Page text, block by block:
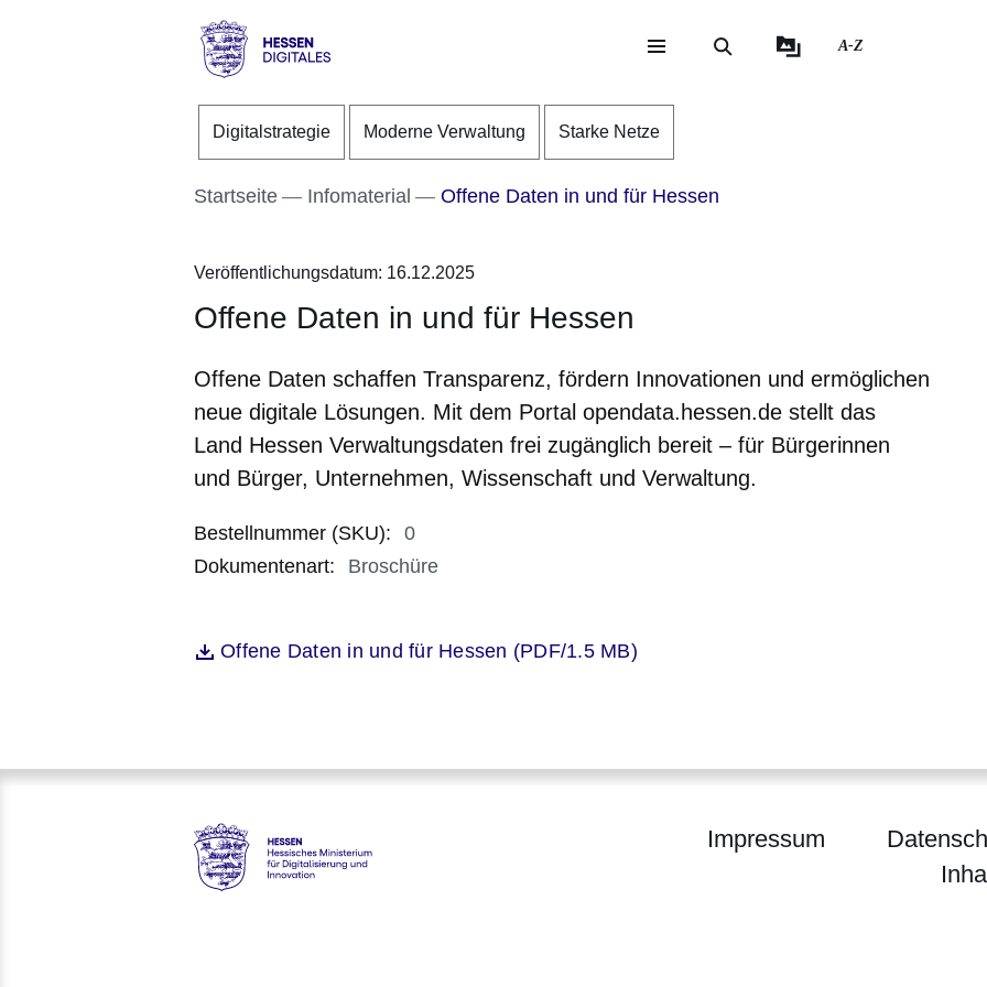
Direkt zum Kopf der Seite
Direkt zum Inhalt
Direkt zum Fuß der Seite
Digitales
A-Z
Digitalstrategie Moderne Verwaltung Starke Netze
Startseite Infomaterial Offene Daten in und für Hessen
Veröffentlichungsdatum: 16.12.2025
Offene Daten in und für Hessen
Offene Daten schaffen Transparenz, fördern Innovationen und ermöglichen
neue digitale Lösungen. Mit dem Portal opendata.hessen.de stellt das
Land Hessen Verwaltungsdaten frei zugänglich bereit – für Bürgerinnen
und Bürger, Unternehmen, Wissenschaft und Verwaltung.
Bestellnummer (SKU):
0
Dokumentenart: Broschüre
DateiOffene Daten in und für Hessen (PDF/1.5 MB)
Öffnet sich in einem neuen Fenster
Hessen - Hessisches Ministerium für Digitalisierung und Innovation
Impressum